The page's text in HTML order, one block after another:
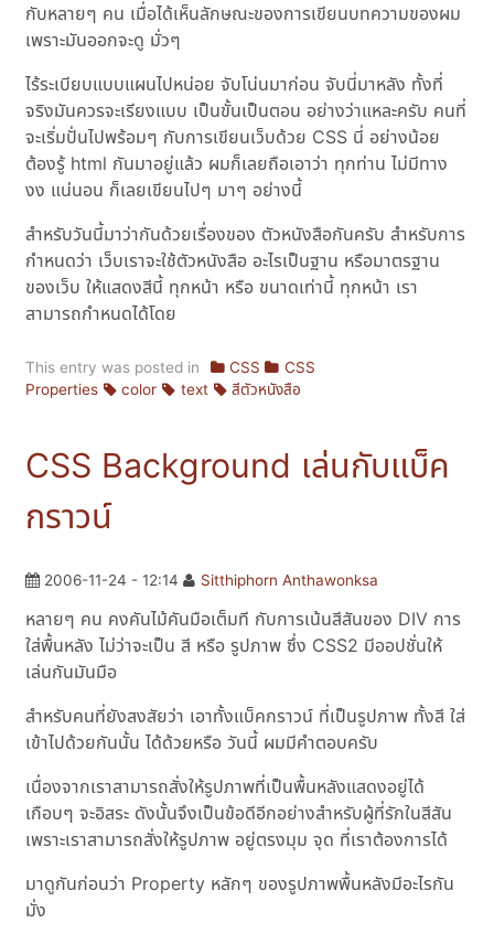
กับหลายๆ คน เมื่อได้เห็นลักษณะของการเขียนบทความของผม
เพราะมันออกจะดู มั่วๆ
ไร้ระเบียบแบบแผนไปหน่อย จับโน่นมาก่อน จับนี่มาหลัง ทั้งที่
จริงมันควรจะเรียงแบบ เป็นขั้นเป็นตอน อย่างว่าแหละครับ คนที่
จะเริ่มปั่นไปพร้อมๆ กับการเขียนเว็บด้วย CSS นี่ อย่างน้อย
ต้องรู้ html กันมาอยู่แล้ว ผมก็เลยถือเอาว่า ทุกท่าน ไม่มีทาง
งง แน่นอน ก็เลยเขียนไปๆ มาๆ อย่างนี้
สำหรับวันนี้มาว่ากันด้วยเรื่องของ ตัวหนังสือกันครับ สำหรับการ
กำหนดว่า เว็บเราจะใช้ตัวหนังสือ อะไรเป็นฐาน หรือมาตรฐาน
ของเว็บ ให้แสดงสีนี้ ทุกหน้า หรือ ขนาดเท่านี้ ทุกหน้า เรา
สามารถกำหนดได้โดย
This entry was posted in CSS
CSS
Properties
color text สีตัวหนังสือ
CSS Background เล่นกับแบ็ค
กราวน์
2006-11-24 - 12:14 Sitthiphorn Anthawonksa
หลายๆ คน คงคันไม้คันมือเต็มที กับการเน้นสีสันของ DIV การ
ใส่พื้นหลัง ไม่ว่าจะเป็น สี หรือ รูปภาพ ซึ่ง CSS2 มีออปชั่นให้
เล่นกันมันมือ
สำหรับคนที่ยังสงสัยว่า เอาทั้งแบ็คกราวน์ ที่เป็นรูปภาพ ทั้งสี ใส่
เข้าไปด้วยกันนั้น ได้ด้วยหรือ วันนี้ ผมมีคำตอบครับ
เนื่องจากเราสามารถสั่งให้รูปภาพที่เป็นพื้นหลังแสดงอยู่ได้
เกือบๆ จะอิสระ ดังนั้นจึงเป็นข้อดีอีกอย่างสำหรับผู้ที่รักในสีสัน
เพราะเราสามารถสั่งให้รูปภาพ อยู่ตรงมุม จุด ที่เราต้องการได้
มาดูกันก่อนว่า Property หลักๆ ของรูปภาพพื้นหลังมีอะไรกัน
มั่ง